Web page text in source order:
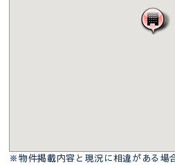
※物件掲載内容と現況に相違がある場